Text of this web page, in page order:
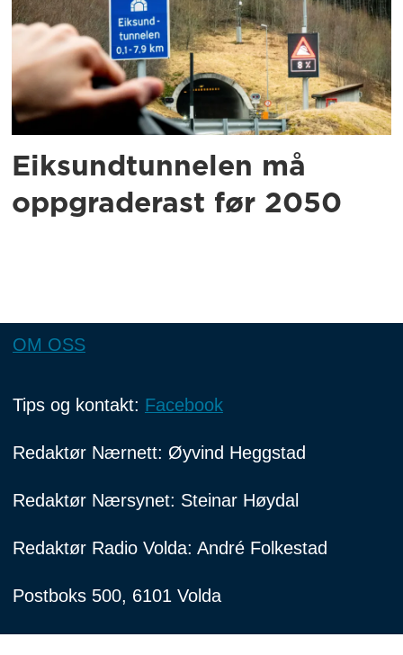
Eiksundtunnelen må
oppgraderast før 2050
OM OSS
Tips og kontakt: Facebook
Redaktør Nærnett: Øyvind Heggstad
Redaktør Nærsynet: Steinar Høydal
Redaktør Radio Volda: André Folkestad
Postboks 500, 6101 Volda